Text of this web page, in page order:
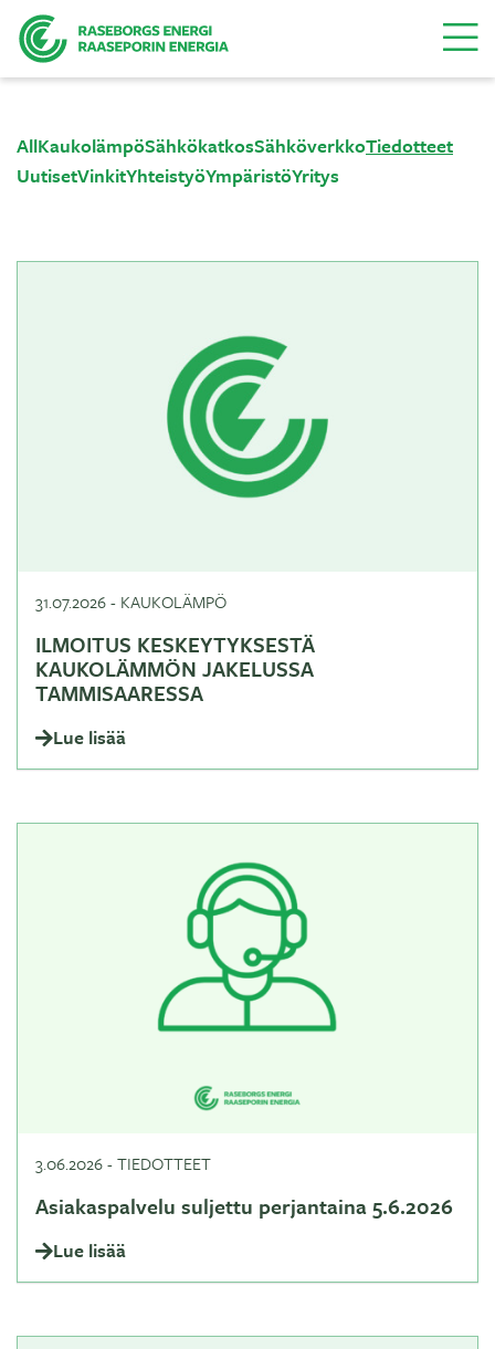
AllKaukolämpöSähkökatkosSähköverkkoTiedotteet
UutisetVinkitYhteistyöYmpäristöYritys
31.07.2026- KAUKOLÄMPÖ
ILMOITUS KESKEYTYKSESTÄ
KAUKOLÄMMÖN JAKELUSSA
TAMMISAARESSA
Lue lisää
3.06.2026-TIEDOTTEET
Asiakaspalvelu suljettu perjantaina 5.6.2026
Lue lisää